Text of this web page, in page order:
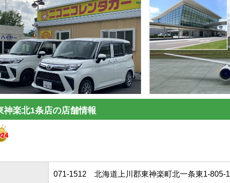
神楽北1条店の店舗情報
071-1512 北海道上川郡東神楽町北一条東1-805-1